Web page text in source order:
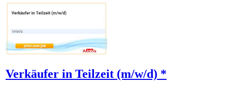
Verkäufer in Teilzeit (m/w/d) *